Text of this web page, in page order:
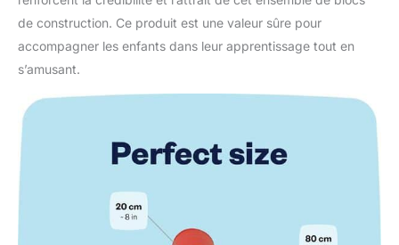
de construction. Ce produit est une valeur sûre pour
accompagner les enfants dans leur apprentissage tout en
s’amusant.